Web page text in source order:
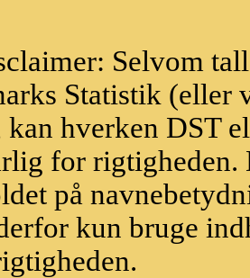
Selvom
Statistik (eller
kan hverken DST
for
på
kun bruge